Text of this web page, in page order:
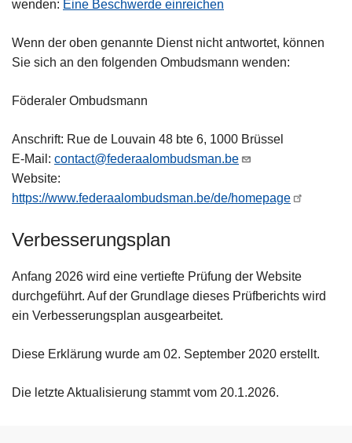
wenden: Eine Beschwerde einreichen
Wenn der oben genannte Dienst nicht antwortet, können
Sie sich an den folgenden Ombudsmann wenden:
Föderaler Ombudsmann
Anschrift: Rue de Louvain 48 bte 6, 1000 Brüssel
E-Mail: contact@federaalombudsman.be
Website:
https://www.federaalombudsman.be/de/homepage
Verbesserungsplan
Anfang 2026 wird eine vertiefte Prüfung der Website
durchgeführt. Auf der Grundlage dieses Prüfberichts wird
ein Verbesserungsplan ausgearbeitet.
Diese Erklärung wurde am 02. September 2020 erstellt.
Die letzte Aktualisierung stammt vom 20.1.2026.